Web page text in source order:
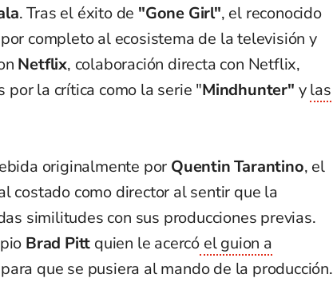
. Tras el éxito de "Gone Girl", el reconocido
completo al ecosistema de la televisión y
Netflix, colaboración directa con Netflix,
por la crítica como la serie "Mindhunter" ylas
originalmente por Quentin Tarantino, el
costado como director al sentir que la
similitudes con sus producciones previas.
Brad Pitt quien le acercó el guion a
que se pusiera al mando de la producción.